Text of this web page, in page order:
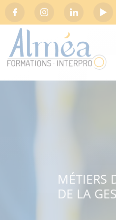
Social
MÉTIERS
DE LA